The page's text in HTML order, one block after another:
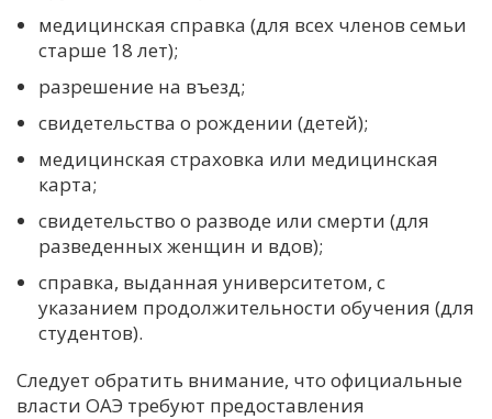
медицинская справка (для всех членов семьи
старше 18 лет);
разрешение на въезд;
свидетельства о рождении (детей);
медицинская страховка или медицинская
карта;
свидетельство о разводе или смерти (для
разведенных женщин и вдов);
справка, выданная университетом, с
указанием продолжительности обучения (для
студентов).
Следует обратить внимание, что официальные
власти ОАЭ требуют предоставления